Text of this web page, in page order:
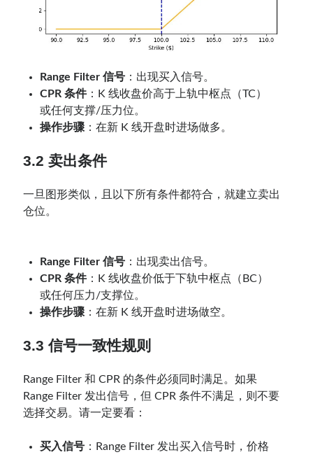
Range Filter 信号 ：出现买入信号。
CPR 条件：K 线收盘价高于上轨中枢点（TC）
或任何支撑/压力位。
操作步骤 ：在新 K 线开盘时进场做多。
3.2 卖出条件
一旦图形类似，且以下所有条件都符合，就建立卖出
仓位。
Range Filter 信号 ：出现卖出信号。
CPR 条件：K 线收盘价低于下轨中枢点（BC）
或任何压力/支撑位。
操作步骤 ：在新 K 线开盘时进场做空。
3.3 信号一致性规则
Range Filter 和 CPR 的条件必须同时满足。如果
Range Filter 发出信号，但 CPR 条件不满足，则不要
选择交易。请一定要看：
买入信号 ：Range Filter 发出买入信号时，价格